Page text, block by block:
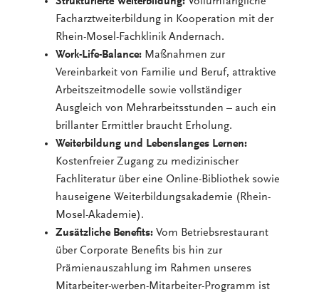
Facharztweiterbildung in Kooperation mit der
Rhein-Mosel-Fachklinik Andernach.
Work-Life-Balance: Maßnahmen zur
Vereinbarkeit von Familie und Beruf, attraktive
Arbeitszeitmodelle sowie vollständiger
Ausgleich von Mehrarbeitsstunden – auch ein
brillanter Ermittler braucht Erholung.
Weiterbildung und Lebenslanges Lernen:
Kostenfreier Zugang zu medizinischer
Fachliteratur über eine Online-Bibliothek sowie
hauseigene Weiterbildungsakademie (Rhein-
Mosel-Akademie).
Zusätzliche Benefits:Vom Betriebsrestaurant
über Corporate Benefits bis hin zur
Prämienauszahlung im Rahmen unseres
Mitarbeiter-werben-Mitarbeiter-Programm ist